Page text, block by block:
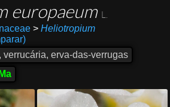
europaeum
> Heliotropium
erva-das-verrugas
Ma